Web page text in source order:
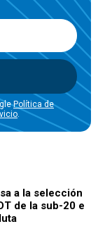
Política de
.
a la selección
de la sub-20 e